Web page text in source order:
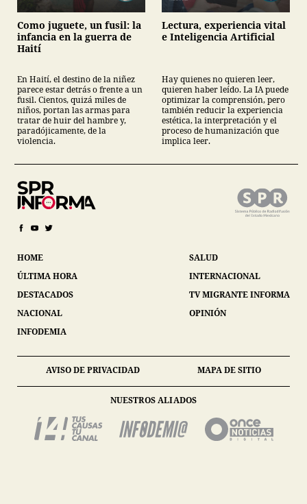
Como juguete, un fusil: la
infancia en la guerra de
Haití
En Haití, el destino de la niñez
parece estar detrás o frente a un
fusil. Cientos, quizá miles de
niños, portan las armas para
tratar de huir del hambre y,
paradójicamente, de la
violencia.
Lectura, experiencia vital
e Inteligencia Artificial
Hay quienes no quieren leer,
quieren haber leído. La IA puede
optimizar la comprensión, pero
también reducir la experiencia
estética, la interpretación y el
proceso de humanización que
implica leer.
HOME
ÚLTIMA HORA
DESTACADOS
NACIONAL
INFODEMIA
SALUD
INTERNACIONAL
TV MIGRANTE INFORMA
OPINIÓN
AVISO DE PRIVACIDAD MAPA DE SITIO
NUESTROS ALIADOS